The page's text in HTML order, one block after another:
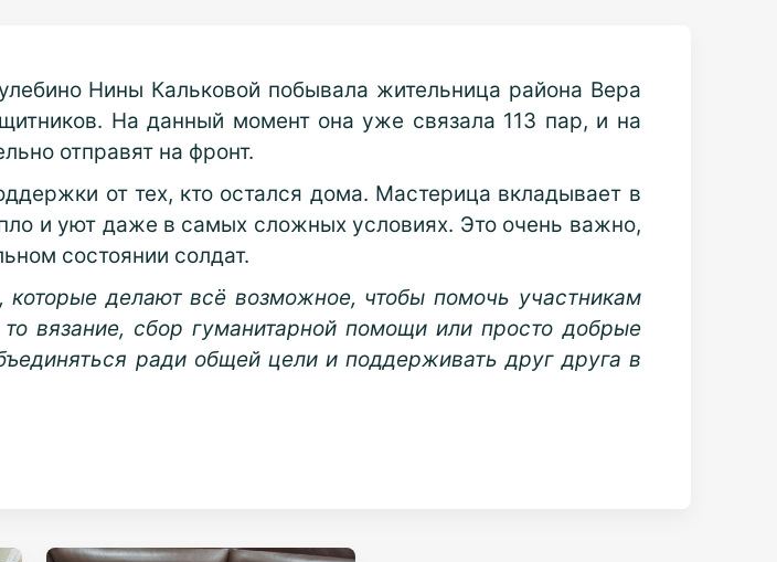
Нины Кальковой побывала жительница района Вера
На данный момент она уже связала 113 пар, и на
отправят на фронт.
от тех, кто остался дома. Мастерица вкладывает в
и уют даже в самых сложных условиях. Это очень важно,
состоянии солдат.
делают всё возможное, чтобы помочь участникам
вязание, сбор гуманитарной помощи или просто добрые
ради общей цели и поддерживать друг друга в